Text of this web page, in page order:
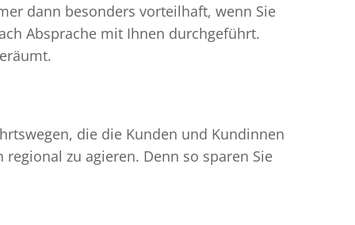
dann besonders vorteilhaft, wenn Sie
Absprache mit Ihnen durchgeführt.
die die Kunden und Kundinnen
zu agieren. Denn so sparen Sie